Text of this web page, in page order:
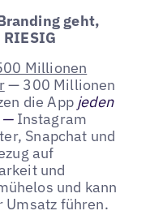
geht,
Millionen
— 300 Millionen
die App jeden
— Instagram
Snapchat und
auf
und
und kann
Umsatz führen.